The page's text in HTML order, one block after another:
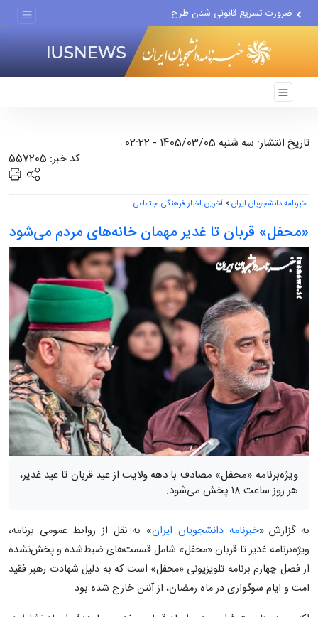
ضرورت تسریع قانونی شدن طرح...
پزشکیان درخشش تیم ملی...
تاریخ انتشار: سه شنبه 1405/03/05 - 02:22
کد خبر: 557205
خبرنامه دانشجویان ایران> آخرین اخبار فرهنگی اجتماعی
«محفل» قربان تا غدیر مهمان خانه‌های مردم می‌شود
ویژه‌برنامه «محفل» مصادف با دهه ولایت از عید قربان تا عید غدیر،
هر روز ساعت ۱۸ پخش می‌شود.
به گزارش «خبرنامه دانشجویان ایران» به نقل از روابط عمومی برنامه،
ویژه‌برنامه غدیر تا قربان «محفل» شامل قسمت‌های ضبط‌شده و پخش‌نشده
از فصل چهارم برنامه تلویزیونی «محفل» است که به دلیل شهادت رهبر فقید
امت و ایام سوگواری در ماه رمضان، از آنتن خارج شده بود.